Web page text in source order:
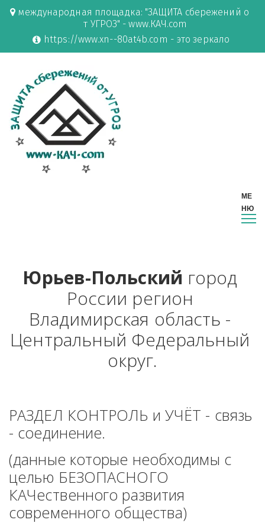
международная площадка: "ЗАЩИТА сбережений о
т УГРОЗ" - www.КАЧ.com
https://www.xn--80at4b.com - это зеркало
Юрьев-Польский город
России регион
Владимирская область -
Центральный Федеральный
округ.
РАЗДЕЛ КОНТРОЛЬ и УЧЁТ - связь
- соединение.
(данные которые необходимы с
целью БЕЗОПАСНОГО
КАЧественного развития
современного общества)